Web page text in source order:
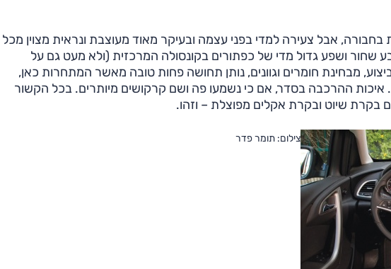
אבל צעירה למדי בפני עצמה ובעיקר מאוד מעוצבת ונראית מצוין מכל
שחור ושפע גדול מדי של כפתורים בקונסולה המרכזית (ולא מעט גם על
מבחינת חומרים וגוונים, נותן תחושה פחות טובה מאשר המתחרות כאן,
איכות ההרכבה בסדר, אם כי נשמעו פה ושם קרקושים מיותרים. בכל הקשור
בקרת שיוט ובקרת אקלים מפוצלת – וזהו.
צילום: תומר פדר